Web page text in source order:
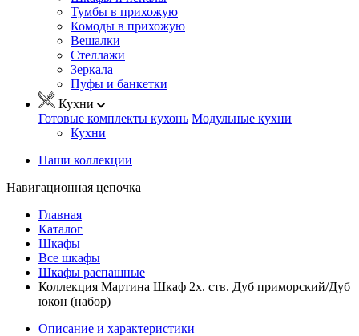
Тумбы в прихожую
Комоды в прихожую
Вешалки
Стеллажи
Зеркала
Пуфы и банкетки
Кухни
Готовые комплекты кухонь Модульные кухни
Кухни
Наши коллекции
Навигационная цепочка
Главная
Каталог
Шкафы
Все шкафы
Шкафы распашные
Коллекция Мартина Шкаф 2х. ств. Дуб приморский/Дуб
юкон (набор)
Описание и характеристики